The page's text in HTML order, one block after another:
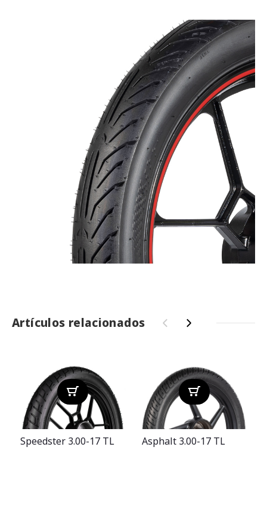
Artículos relacionados ‹ ›
Speedster 3.00-17 TL Asphalt 3.00-17 TL